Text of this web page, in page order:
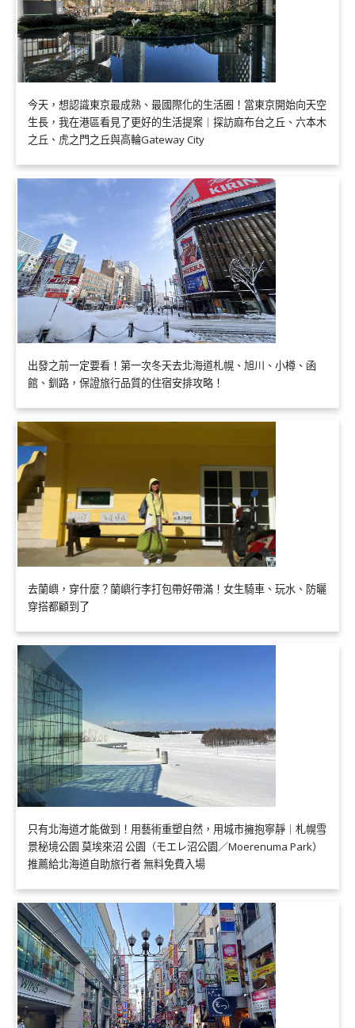
今天，想認識東京最成熟、最國際化的生活圈！當東京開始向天空
生長，我在港區看見了更好的生活提案｜探訪麻布台之丘、六本木
之丘、虎之門之丘與高輪Gateway City
出發之前一定要看！第一次冬天去北海道札幌、旭川、小樽、函
館、釧路，保證旅行品質的住宿安排攻略！
去蘭嶼，穿什麼？蘭嶼行李打包帶好帶滿！女生騎車、玩水、防曬
穿搭都顧到了
只有北海道才能做到！用藝術重塑自然，用城市擁抱寧靜｜札幌雪
景秘境公園 莫埃來沼 公園（モエレ沼公園／Moerenuma Park）
推薦給北海道自助旅行者 無料免費入場